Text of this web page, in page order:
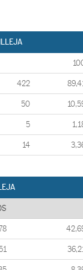
422
50
5
14